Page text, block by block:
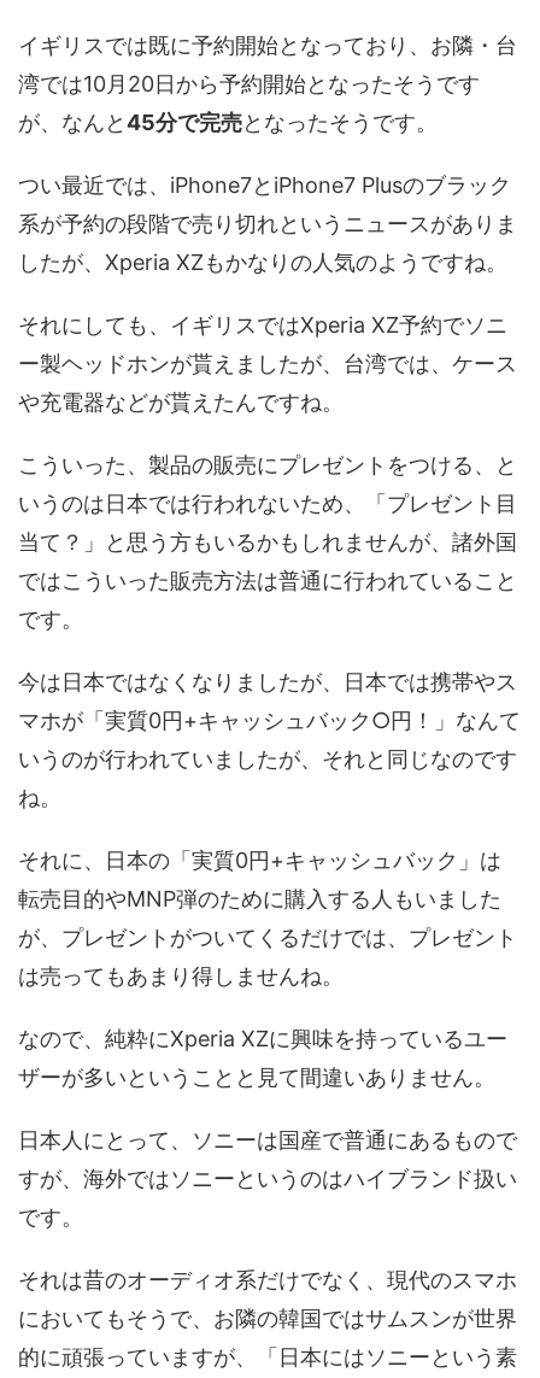
イギリスでは既に予約開始となっており、お隣・台
湾では10月20日から予約開始となったそうです
が、なんと45分で完売となったそうです。
つい最近では、iPhone7とiPhone7 Plusのブラック
系が予約の段階で売り切れというニュースがありま
したが、Xperia XZもかなりの人気のようですね。
それにしても、イギリスではXperia XZ予約でソニ
ー製ヘッドホンが貰えましたが、台湾では、ケース
や充電器などが貰えたんですね。
こういった、製品の販売にプレゼントをつける、と
いうのは日本では行われないため、「プレゼント目
当て？」と思う方もいるかもしれませんが、諸外国
ではこういった販売方法は普通に行われていること
です。
今は日本ではなくなりましたが、日本では携帯やス
マホが「実質0円+キャッシュバック○円！」なんて
いうのが行われていましたが、それと同じなのです
ね。
それに、日本の「実質0円+キャッシュバック」は
転売目的やMNP弾のために購入する人もいました
が、プレゼントがついてくるだけでは、プレゼント
は売ってもあまり得しませんね。
なので、純粋にXperia XZに興味を持っているユー
ザーが多いということと見て間違いありません。
日本人にとって、ソニーは国産で普通にあるもので
すが、海外ではソニーというのはハイブランド扱い
です。
それは昔のオーディオ系だけでなく、現代のスマホ
においてもそうで、お隣の韓国ではサムスンが世界
的に頑張っていますが、「日本にはソニーという素